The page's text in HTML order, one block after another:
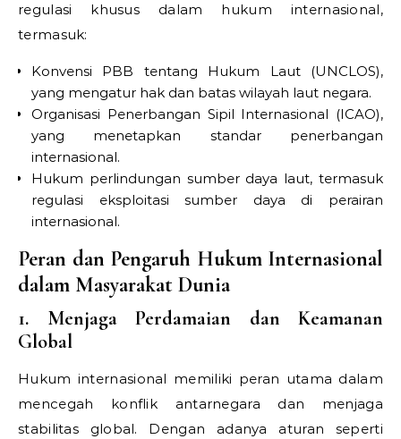
regulasi khusus dalam hukum internasional,
termasuk:
Konvensi PBB tentang Hukum Laut (UNCLOS),
yang mengatur hak dan batas wilayah laut negara.
Organisasi Penerbangan Sipil Internasional (ICAO),
yang menetapkan standar penerbangan
internasional.
Hukum perlindungan sumber daya laut, termasuk
regulasi eksploitasi sumber daya di perairan
internasional.
Peran dan Pengaruh Hukum Internasional
dalam Masyarakat Dunia
1. Menjaga Perdamaian dan Keamanan
Global
Hukum internasional memiliki peran utama dalam
mencegah konflik antarnegara dan menjaga
stabilitas global. Dengan adanya aturan seperti